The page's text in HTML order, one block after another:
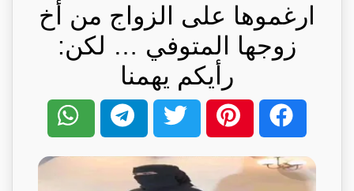
ارغموها على الزواج من أخ
زوجها المتوفي … لكن:
رأيكم يهمنا